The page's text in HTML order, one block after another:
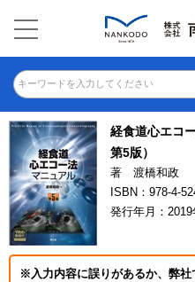
キーワードを入力してください
経食道心エコ
第5版）
著 渡橋和政
ISBN：978-4-
発行年月：2019
※入力内容に誤りがあるか、弊